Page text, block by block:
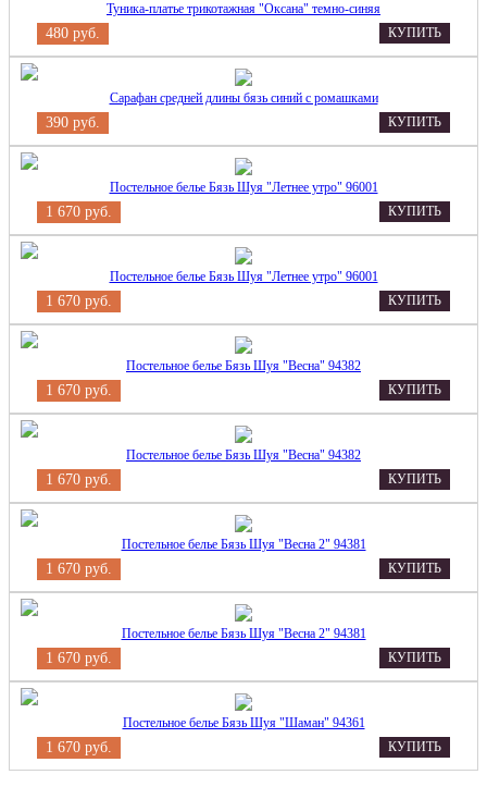
Туника-платье трикотажная "Оксана" темно-синяя
480 руб. КУПИТЬ
Сарафан средней длины бязь синий с ромашками
390 руб. КУПИТЬ
Постельное белье Бязь Шуя "Летнее утро" 96001
1 670 руб. КУПИТЬ
Постельное белье Бязь Шуя "Летнее утро" 96001
1 670 руб. КУПИТЬ
Постельное белье Бязь Шуя "Весна" 94382
1 670 руб. КУПИТЬ
Постельное белье Бязь Шуя "Весна" 94382
1 670 руб. КУПИТЬ
Постельное белье Бязь Шуя "Весна 2" 94381
1 670 руб. КУПИТЬ
Постельное белье Бязь Шуя "Весна 2" 94381
1 670 руб. КУПИТЬ
Постельное белье Бязь Шуя "Шаман" 94361
1 670 руб. КУПИТЬ